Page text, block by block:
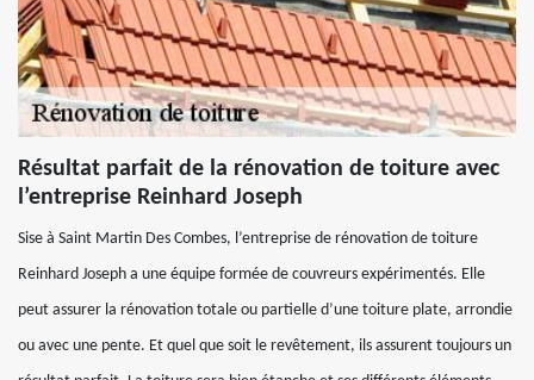
Résultat parfait de la rénovation de toiture avec
l’entreprise Reinhard Joseph
Sise à Saint Martin Des Combes, l’entreprise de rénovation de toiture
Reinhard Joseph a une équipe formée de couvreurs expérimentés. Elle
peut assurer la rénovation totale ou partielle d’une toiture plate, arrondie
ou avec une pente. Et quel que soit le revêtement, ils assurent toujours un